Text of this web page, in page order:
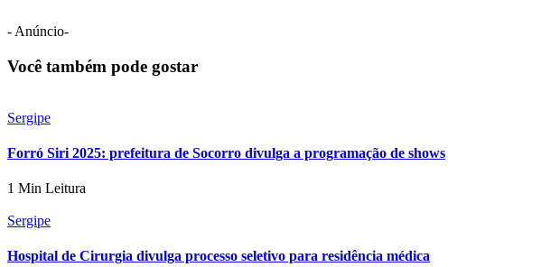
- Anúncio-
Você também pode gostar
Sergipe
Forró Siri 2025: prefeitura de Socorro divulga a programação de shows
1 Min Leitura
Sergipe
Hospital de Cirurgia divulga processo seletivo para residência médica